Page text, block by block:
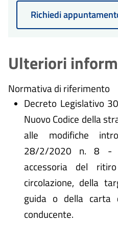
Richiedi
Ulteriori
Normativa di riferimento
Decreto Legislativo
Nuovo Codice della
alle modifiche
28/2/2020 n. 8 -
accessoria del
circolazione, della
guida o della carta
conducente.